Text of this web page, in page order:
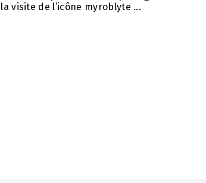
la visite de l’icône myroblyte ...